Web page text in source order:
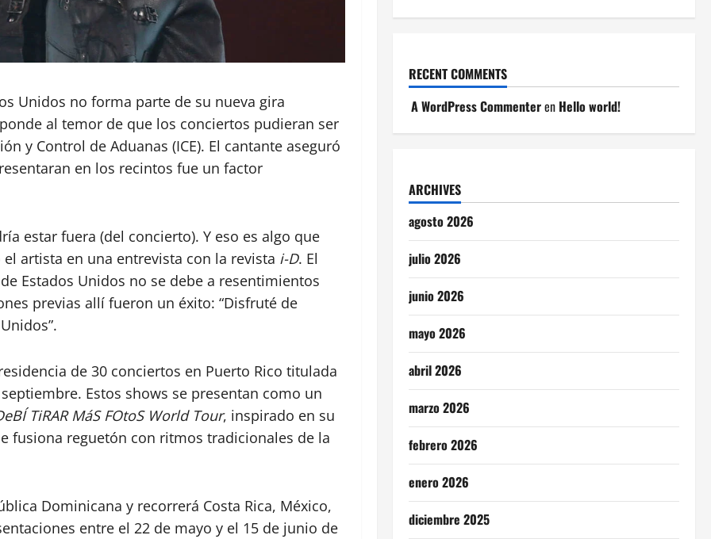
Unidos no forma parte de su nueva gira
al temor de que los conciertos pudieran ser
y Control de Aduanas (ICE). El cantante aseguró
en los recintos fue un factor
estar fuera (del concierto). Y eso es algo que
artista en una entrevista con la revista i-D. El
Estados Unidos no se debe a resentimientos
previas allí fueron un éxito: “Disfruté de
de 30 conciertos en Puerto Rico titulada
Estos shows se presentan como un
TiRAR MáS FOtoS World Tour, inspirado en su
fusiona reguetón con ritmos tradicionales de la
Dominicana y recorrerá Costa Rica, México,
entre el 22 de mayo y el 15 de junio de
RECENT COMMENTS
A WordPress Commenteren Hello world!
ARCHIVES
agosto 2026
julio 2026
junio 2026
mayo 2026
abril 2026
marzo 2026
febrero 2026
enero 2026
diciembre 2025